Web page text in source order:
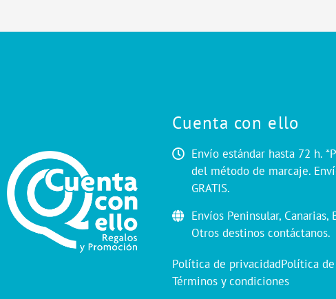
Cuenta con ello
Envío estándar hasta 72 h.
del método de marcaje.
GRATIS.
Envíos Peninsular, Canarias,
Otros destinos contáctanos.
Política de privacidadPolítica
Términos y condiciones